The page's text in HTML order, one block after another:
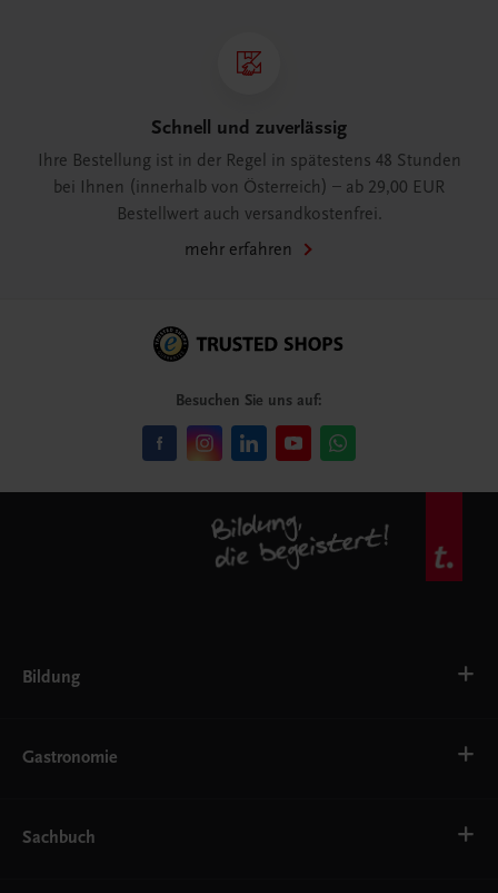
Schnell und zuverlässig
Ihre Bestellung ist in der Regel in spätestens 48 Stunden
bei Ihnen (innerhalb von Österreich) – ab 29,00 EUR
Bestellwert auch versandkostenfrei.
mehr erfahren
Besuchen Sie uns auf:
Bildung
AHS
EWF/ZWF
FW
Gastronomie
Getränke
Sachbuch